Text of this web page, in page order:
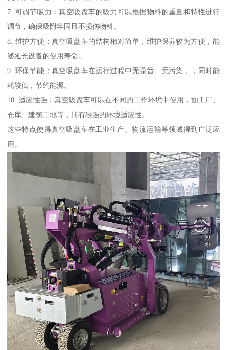
7. 可调节吸力：真空吸盘车的吸力可以根据物料的重量和特性进行
调节，确保吸附牢固且不损伤物料。
8. 维护方便：真空吸盘车的结构相对简单，维护保养较为方便，能
够延长设备的使用寿命。
9. 环保节能：真空吸盘车在运行过程中无噪音、无污染，，同时能
耗较低，节约能源。
10. 适应性强：真空吸盘车可以在不同的工作环境中使用，如工厂、
仓库、建筑工地等，具有较强的环境适应性。
这些特点使得真空吸盘车在工业生产、物流运输等领域得到广泛应
用。